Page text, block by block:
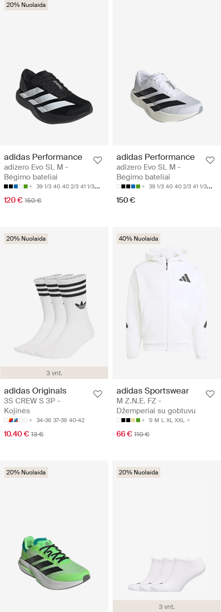
20% Nuolaida
adidas Performance
adizero Evo SL M -
Bėgimo bateliai
39 1/3 40 40 2/3 41 1/3 42
120 € 150 €
adidas Performance
adizero Evo SL M -
Bėgimo bateliai
39 1/3 40 40 2/3 41 1/3 42
150 €
3 vnt.
20% Nuolaida
adidas Originals
3S CREW S 3P -
Kojinės
34-36 37-39 40-42
10.40 € 13 €
40% Nuolaida
adidas Sportswear
M Z.N.E. FZ -
Džemperiai su gobtuvu
S M L XL XXL
66 € 110 €
20% Nuolaida
3 vnt.
20% Nuolaida